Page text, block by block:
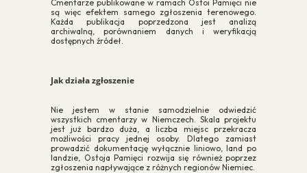
Cmentarze publikowane w ramach Ostoi Pamięci nie
są więc efektem samego zgłoszenia terenowego.
Każda publikacja poprzedzona jest analizą
archiwalną, porównaniem danych i weryfikacją
dostępnych źródeł.
Jak działa zgłoszenie
Nie jestem w stanie samodzielnie odwiedzić
wszystkich cmentarzy w Niemczech. Skala projektu
jest już bardzo duża, a liczba miejsc przekracza
możliwości pracy jednej osoby. Dlatego zamiast
prowadzić dokumentację wyłącznie liniowo, land po
landzie, Ostoja Pamięci rozwija się również poprzez
zgłoszenia napływające z różnych regionów Niemiec.